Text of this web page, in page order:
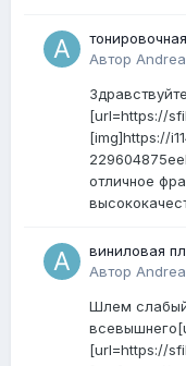
Автор
[url=https://
[img]https://
отличное
виниловая
Автор
Шлем
[url=https://